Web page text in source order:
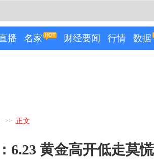
播 名家 财经要闻 行情 数据
>> 正文
6.23 黄金高开低走莫